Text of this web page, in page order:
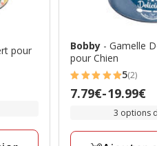
pour
Bobby - Gamelle
pour Chien
5
étoiles
2
5(2)
Prix
7.79€-19.99€
3 options de